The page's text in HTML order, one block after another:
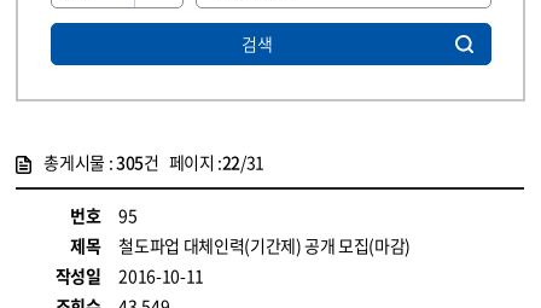
검색
총게시물 :305건 페이지 :22/31
번호
95
제목
철도파업 대체인력(기간제) 공개 모집(마감)
작성일
2016-10-11